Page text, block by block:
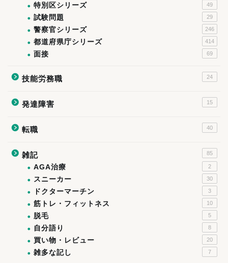
特別区シリーズ 49
試験問題 29
警察官シリーズ 246
都道府県庁シリーズ 414
面接 69
技能労務職 24
発達障害 15
転職 40
雑記 85
AGA治療 2
スニーカー 30
ドクターマーチン 3
筋トレ・フィットネス 10
脱毛 5
自分語り 8
買い物・レビュー 20
雑多な記し 7